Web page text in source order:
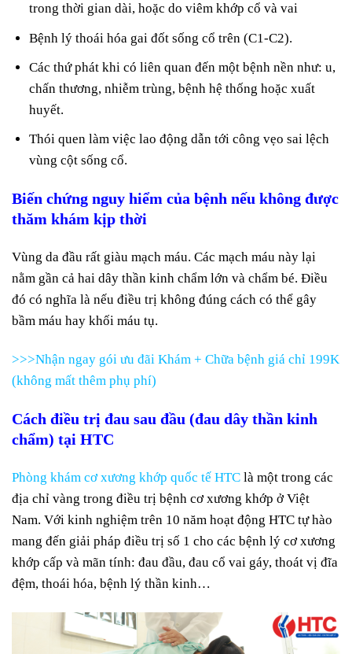
trong thời gian dài, hoặc do viêm khớp cổ và vai
Bệnh lý thoái hóa gai đốt sống cổ trên (C1-C2).
Các thứ phát khi có liên quan đến một bệnh nền như: u,
chấn thương, nhiễm trùng, bệnh hệ thống hoặc xuất
huyết.
Thói quen làm việc lao động dẫn tới công vẹo sai lệch
vùng cột sống cổ.
Biến chứng nguy hiểm của bệnh nếu không được
thăm khám kịp thời
Vùng da đầu rất giàu mạch máu. Các mạch máu này lại
nằm gần cả hai dây thần kinh chẩm lớn và chẩm bé. Điều
đó có nghĩa là nếu điều trị không đúng cách có thể gây
bầm máu hay khối máu tụ.
>>>Nhận ngay gói ưu đãi Khám + Chữa bệnh giá chỉ 199K
(không mất thêm phụ phí)
Cách điều trị đau sau đầu (đau dây thần kinh
chẩm) tại HTC
Phòng khám cơ xương khớp quốc tế HTC là một trong các
địa chỉ vàng trong điều trị bệnh cơ xương khớp ở Việt
Nam. Với kinh nghiệm trên 10 năm hoạt động HTC tự hào
mang đến giải pháp điều trị số 1 cho các bệnh lý cơ xương
khớp cấp và mãn tính: đau đầu, đau cổ vai gáy, thoát vị đĩa
đệm, thoái hóa, bệnh lý thần kinh…